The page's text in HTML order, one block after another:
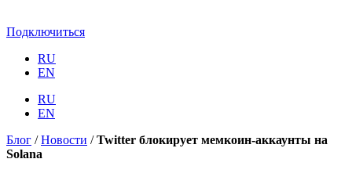
Подключиться
RU
EN
RU
EN
Блог /Новости /Twitter блокирует мемкоин-аккаунты на
Solana